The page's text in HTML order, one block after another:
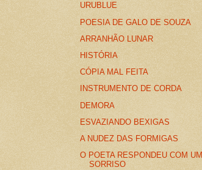
URUBLUE
POESIA DE GALO DE SOUZA
ARRANHÃO LUNAR
HISTÓRIA
CÓPIA MAL FEITA
INSTRUMENTO DE CORDA
DEMORA
ESVAZIANDO BEXIGAS
A NUDEZ DAS FORMIGAS
O POETA RESPONDEU COM UM
SORRISO